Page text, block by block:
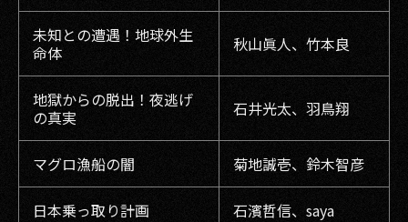
未知との遭遇！地球外生
命体
秋山眞人、竹本良
地獄からの脱出！夜逃げ
の真実
石井光太、羽鳥翔
マグロ漁船の闇 菊地誠壱、鈴木智彦
日本乗っ取り計画 石濱哲信、saya